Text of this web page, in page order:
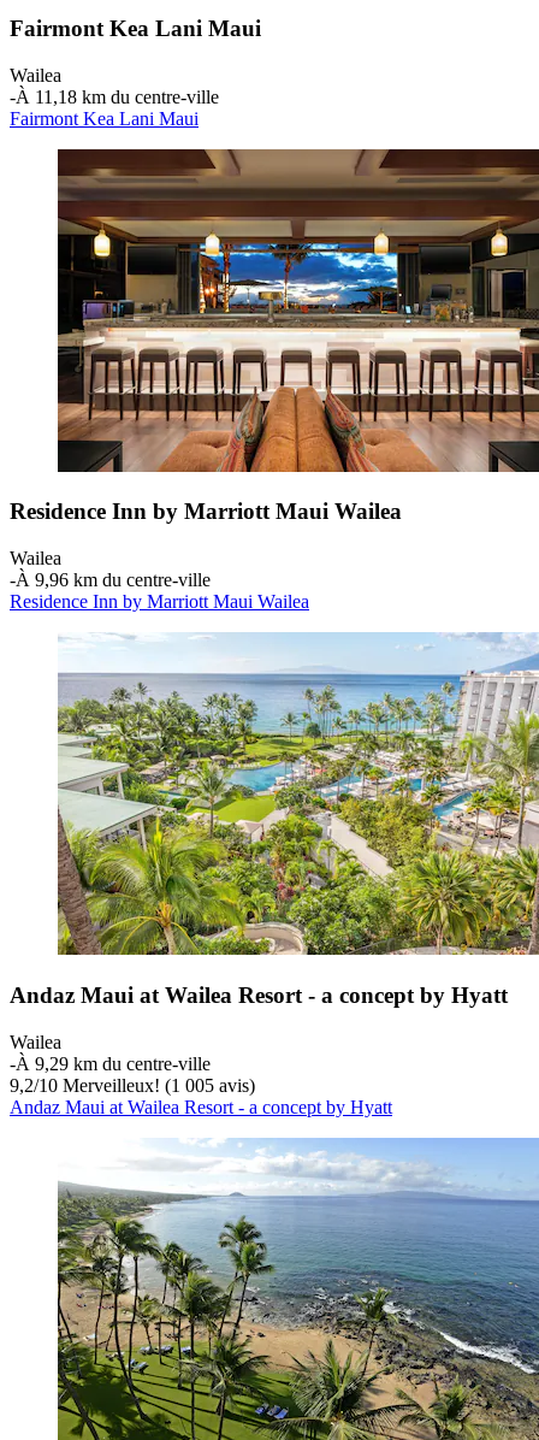
Fairmont Kea Lani Maui
Wailea
‐À 11,18 km du centre-ville
Fairmont Kea Lani Maui
Residence Inn by Marriott Maui Wailea
Wailea
‐À 9,96 km du centre-ville
Residence Inn by Marriott Maui Wailea
Andaz Maui at Wailea Resort - a concept by Hyatt
Wailea
‐À 9,29 km du centre-ville
9,2/10 Merveilleux! (1 005 avis)
Andaz Maui at Wailea Resort - a concept by Hyatt